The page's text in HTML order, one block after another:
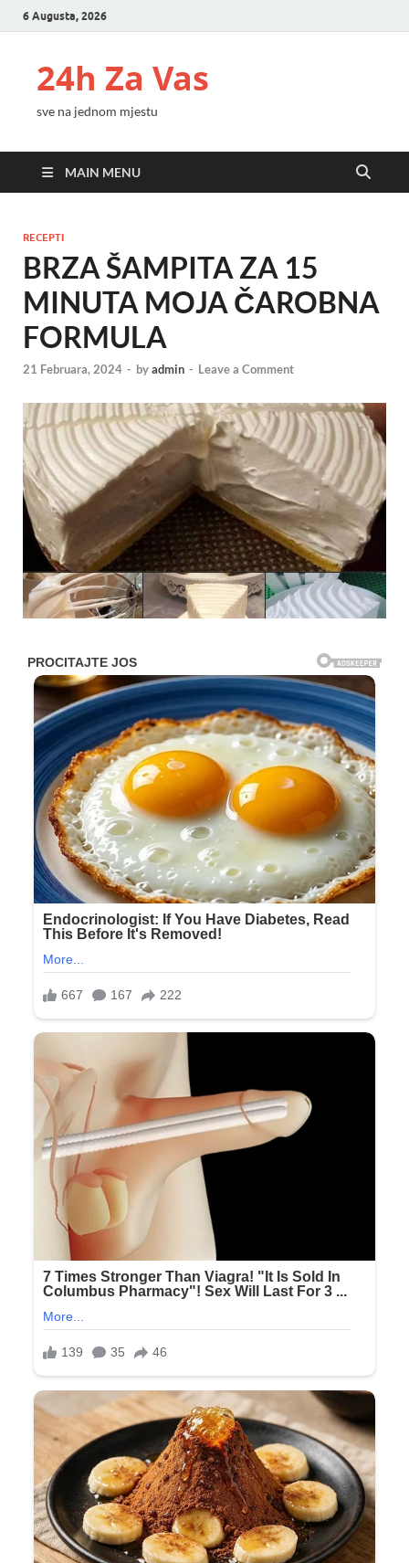
6 Augusta, 2026
24h Za Vas
sve na jednom mjestu
MAIN MENU
RECEPTI
BRZA ŠAMPITA ZA 15
MINUTA MOJA ČAROBNA
FORMULA
21 Februara, 2024 - byadmin - Leave a Comment